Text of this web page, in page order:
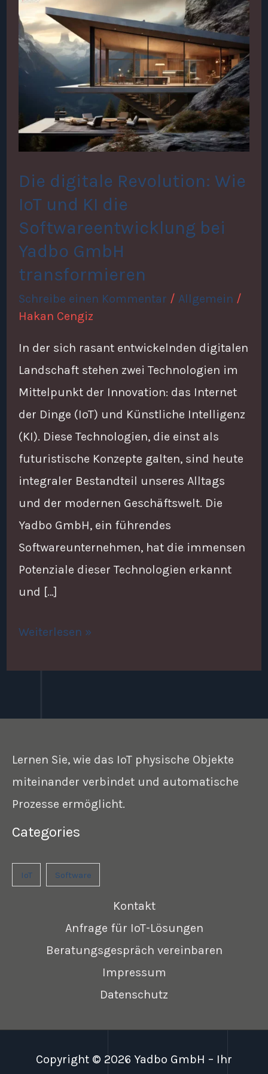
Die digitale Revolution: Wie
IoT und KI die
Softwareentwicklung bei
Yadbo GmbH
transformieren
Schreibe einen Kommentar / Allgemein /
Hakan Cengiz
In der sich rasant entwickelnden digitalen
Landschaft stehen zwei Technologien im
Mittelpunkt der Innovation: das Internet
der Dinge (IoT) und Künstliche Intelligenz
(KI). Diese Technologien, die einst als
futuristische Konzepte galten, sind heute
integraler Bestandteil unseres Alltags
und der modernen Geschäftswelt. Die
Yadbo GmbH, ein führendes
Softwareunternehmen, hat die immensen
Potenziale dieser Technologien erkannt
und […]
Die
digitale
Revolution:
Wie
und
KI
Softwareentwicklung
bei
Yadbo
GmbH
transformieren
Weiterlesen »
Lernen Sie, wie das IoT physische Objekte
miteinander verbindet und automatische
Prozesse ermöglicht.
Categories
IoT Software
Kontakt
Anfrage für IoT-Lösungen
Beratungsgespräch vereinbaren
Impressum
Datenschutz
Copyright © 2026 Yadbo GmbH – Ihr